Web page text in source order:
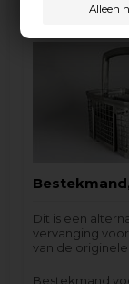
Op voorraad (
Dit is een
vervanging
van de
Bestekmand